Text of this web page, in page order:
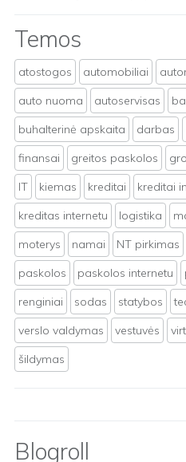
Temos
atostogos automobiliai
auto nuoma
autoservisas
buhalterinė apskaita
darbas
finansai
greitos paskolos
IT
kiemas kreditai kreditai
kreditas internetu
logistika
moterys
namai NT pirkimas
paskolos
paskolos internetu
renginiai
sodas statybos
verslo valdymas
vestuvės
šildymas
Blogroll